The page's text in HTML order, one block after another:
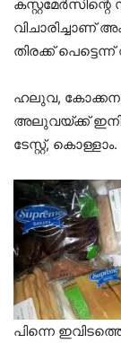
തിരക്ക്
ഹലുവ,
അലുവയ്ക്ക്
ടേസ്റ്റ്,
പിന്നെ